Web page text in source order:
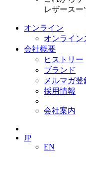
レザース
オンライン
オンライン
会社概要
ヒストリー
ブランド
メルマガ登
採用情報
会社案内
JP
EN